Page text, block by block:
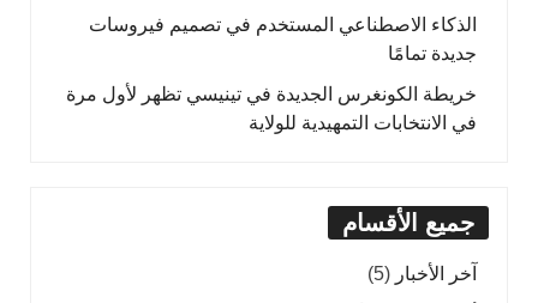
الذكاء الاصطناعي المستخدم في تصميم فيروسات
جديدة تمامًا
خريطة الكونغرس الجديدة في تينيسي تظهر لأول مرة
في الانتخابات التمهيدية للولاية
جميع الأقسام
آخر الأخبار (5)